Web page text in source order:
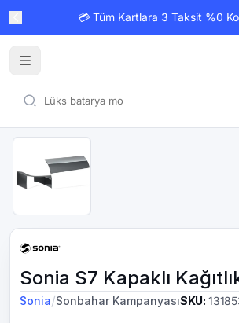
💳 Tüm Kartlara 3 Taksit %0
Sonia S7 Kapaklı
Sonia/Sonbahar KampanyasıSKU: